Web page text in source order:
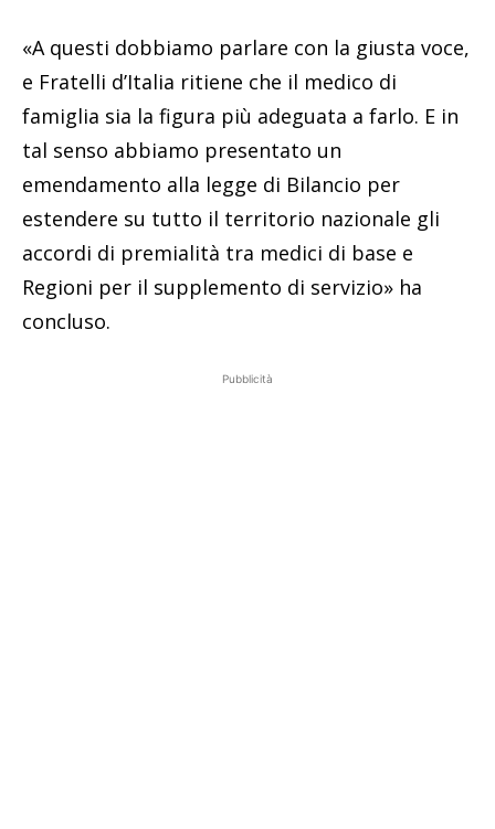
«A questi dobbiamo parlare con la giusta voce,
e Fratelli d’Italia ritiene che il medico di
famiglia sia la figura più adeguata a farlo. E in
tal senso abbiamo presentato un
emendamento alla legge di Bilancio per
estendere su tutto il territorio nazionale gli
accordi di premialità tra medici di base e
Regioni per il supplemento di servizio» ha
concluso.
Pubblicità